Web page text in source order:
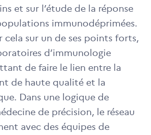
et sur l’étude de la réponse
immunodéprimées.
cela sur un de ses points forts,
d’immunologie
de faire le lien entre la
de haute qualité et la
Dans une logique de
de précision, le réseau
avec des équipes de